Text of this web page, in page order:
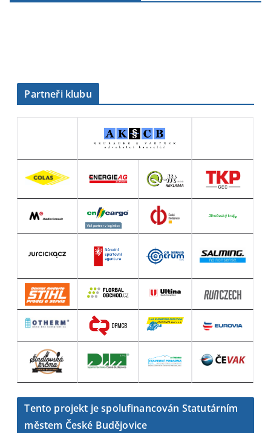
Partneři klubu
Tento projekt je spolufinancován Statutárním
městem České Budějovice